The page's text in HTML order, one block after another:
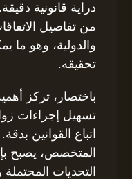
دراية قانونية
من تفاصيل
والدولية، وهو ما
تحقيقه.
باختصار، تركز
تسهيل إجراءات
اتباع القوانين
المتخصص، يصبح
التحديات